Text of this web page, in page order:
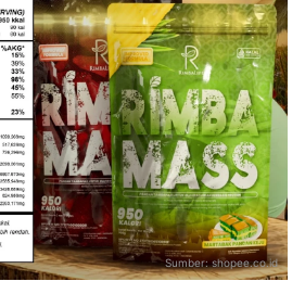
Sumber:shopee.co.id